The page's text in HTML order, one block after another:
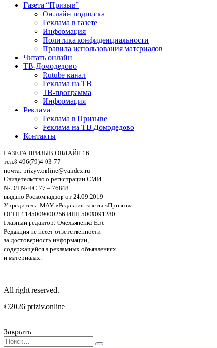
Газета “Призыв”
Он-лайн подписка
Реклама в газете
Информация
Политика конфиденциальности
Правила использования материалов
Читать онлайн
ТВ-Домодедово
Rutube канал
Реклама на ТВ
ТВ-программа
Информация
Реклама
Реклама в Призыве
Реклама на ТВ Домодедово
Контакты
ГАЗЕТА ПРИЗЫВ ОНЛАЙН 16+
тел.8 496(79)4-03-77
почта: prizyv.online@yandex.ru
Свидетельство о регистрации СМИ
№ ЭЛ № ФС 77 – 76848
выдано Роскомнадзор от 24.09.2019
Учредитель: МАУ «Редакция газеты «Призыв»
ОГРН 1145009000256 ИНН 5009091280
Главный редактор: Омельяненко Е.А
Редакция не несет ответственности
за достоверность информации,
содержащейся в рекламных объявлениях
и материалах.
All right reserved.
©2026 priziv.online
Закрыть